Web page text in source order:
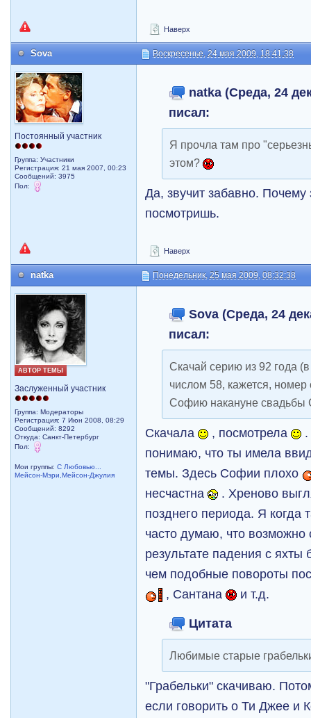
Наверх
Sova Воскресенье, 24 мая 2009, 18:41:38
Постоянный участник
Группа: Участники
Регистрация: 21 мая 2007, 00:23
Сообщений: 3975
Пол:
natka (Среда, 24
писал:
Я прочла там про
этом?
Да, звучит забавно.
посмотришь.
Наверх
natka Понедельник, 25 мая 2009, 08:32:38
АВТОР ТЕМЫ
Заслуженный участник
Группа: Модераторы
Регистрация: 7 Июн 2008, 08:29
Сообщений: 8292
Откуда: Санкт-Петербург
Пол:
Мои группы:С Любовью...
Мейсон-Мэри,Мейсон-Джулия
Sova (Среда, 24
писал:
Скачай серию из 92 года
числом 58, кажется, номер
Софию накануне свадьбы
Скачала , посмотрела
понимаю, что ты имела
темы. Здесь Софии плохо
несчастна
. Хреново
позднего периода. Я когда
часто думаю, что возможно
результате падения с
чем подобные повороты
, Сантана
и т.д.
Цитата
Любимые старые
"Грабельки" скачиваю.
если говорить о Ти Джее и